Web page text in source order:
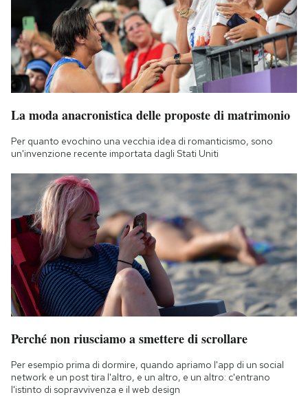
La moda anacronistica delle proposte di matrimonio
Per quanto evochino una vecchia idea di romanticismo, sono
un'invenzione recente importata dagli Stati Uniti
Perché non riusciamo a smettere di scrollare
Per esempio prima di dormire, quando apriamo l'app di un social
network e un post tira l'altro, e un altro, e un altro: c'entrano
l'istinto di sopravvivenza e il web design